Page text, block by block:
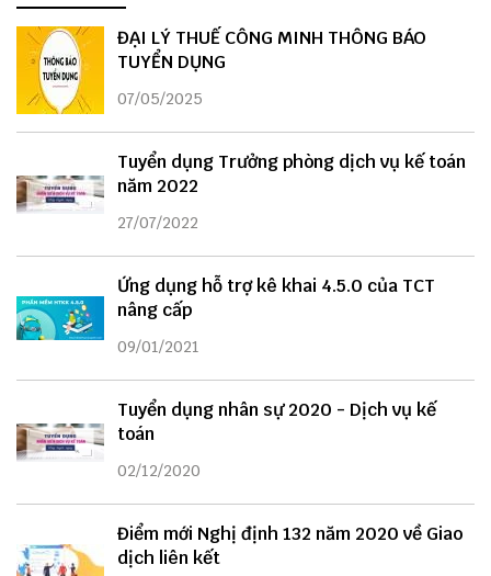
ĐẠI LÝ THUẾ CÔNG MINH THÔNG BÁO
TUYỂN DỤNG
07/05/2025
Tuyển dụng Trưởng phòng dịch vụ kế toán
năm 2022
27/07/2022
Ứng dụng hỗ trợ kê khai 4.5.0 của TCT
nâng cấp
09/01/2021
Tuyển dụng nhân sự 2020 - Dịch vụ kế
toán
02/12/2020
Điểm mới Nghị định 132 năm 2020 về Giao
dịch liên kết